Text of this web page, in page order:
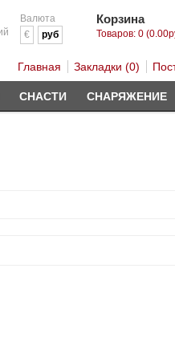
Валюта
€
руб
Корзина
Товаров: 0
Главная Закладки (0)
СНАСТИ СНАРЯЖЕНИЕ